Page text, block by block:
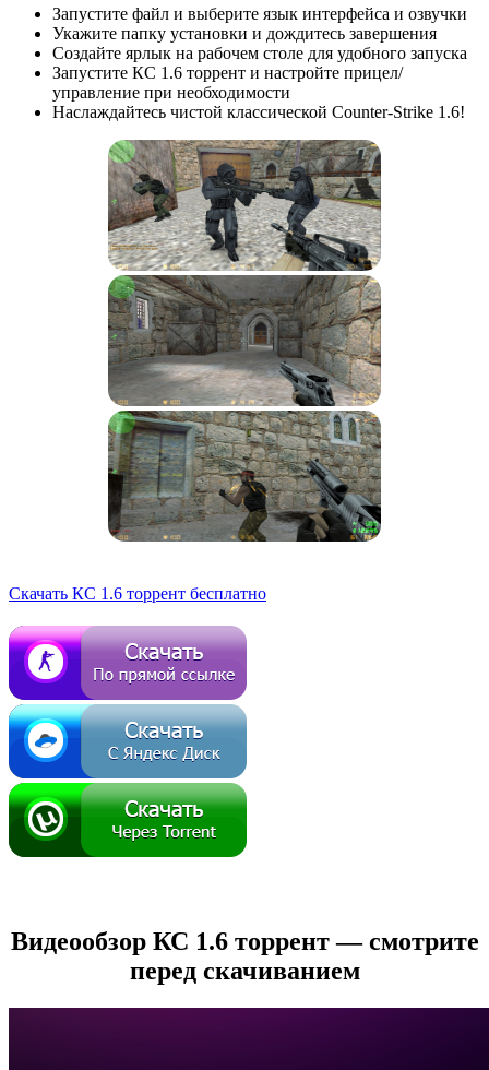
Запустите файл и выберите язык интерфейса и озвучки
Укажите папку установки и дождитесь завершения
Создайте ярлык на рабочем столе для удобного запуска
Запустите КС 1.6 торрент и настройте прицел/
управление при необходимости
Наслаждайтесь чистой классической Counter-Strike 1.6!
Скачать КС 1.6 торрент бесплатно
Видеообзор КС 1.6 торрент — смотрите
перед скачиванием